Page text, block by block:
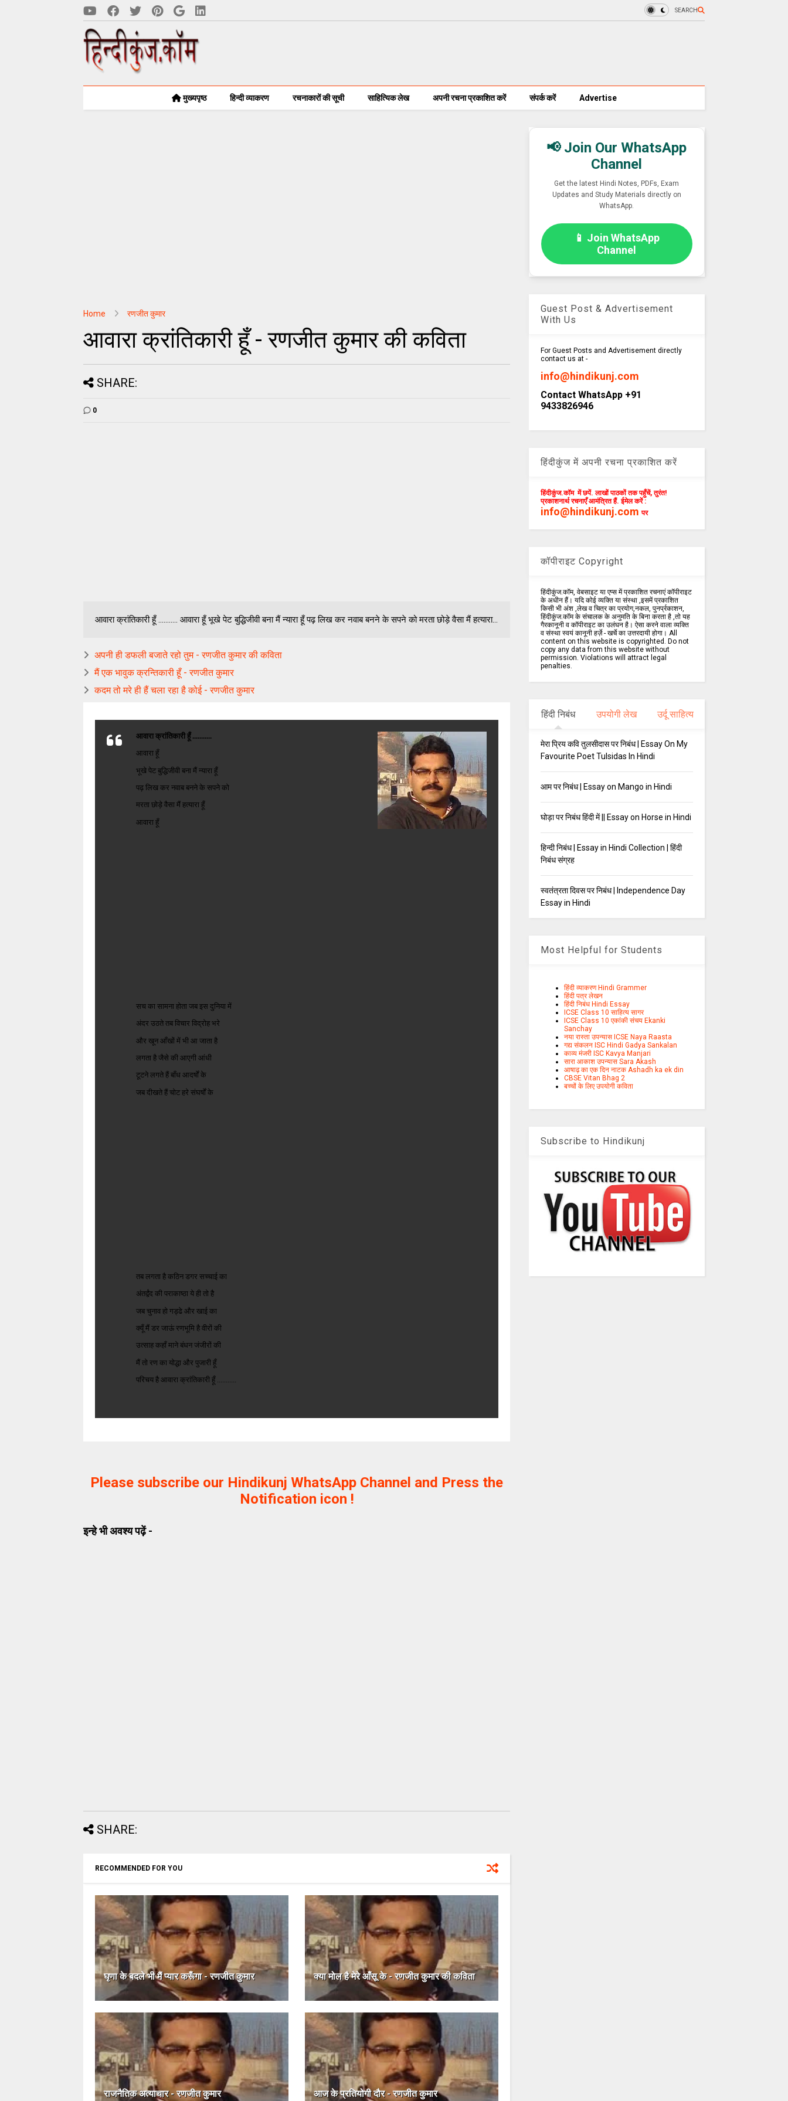
SEARCH
मुख्यपृष्ठ हिन्दी व्याकरण रचनाकारों की सूची साहित्यिक लेख अपनी रचना प्रकाशित करें संपर्क करें Advertise
Home रणजीत कुमार
आवारा क्रांतिकारी हूँ - रणजीत कुमार की कविता
SHARE:
0
आवारा क्रांतिकारी हूँ ........... आवारा हूँ भूखे पेट बुद्धिजीवी बना मैं न्यारा हूँ पढ़ लिख कर नवाब बनने के सपने को मरता छोड़े वैसा मैं हत्यारा...
अपनी ही डफली बजाते रहो तुम - रणजीत कुमार की कविता
मैं एक भावुक क्रन्तिकारी हूँ - रणजीत कुमार
कदम तो मरे ही हैं चला रहा है कोई - रणजीत कुमार
आवारा क्रांतिकारी हूँ ...........
आवारा हूँ
भूखे पेट बुद्धिजीवी बना मैं न्यारा हूँ
पढ़ लिख कर नवाब बनने के सपने को
मरता छोड़े वैसा मैं हत्यारा हूँ
आवारा हूँ
सच का सामना होता जब इस दुनिया में
अंदर उठते तब विचार विद्रोह भरे
और खून आँखों में भी आ जाता है
लगता है जैसे की आएगी आंधी
टूटने लगते हैं बाँध आदर्षों के
जब दीखते हैं चोट हरे संघर्षों के
तब लगता है कठिन डगर सच्चाई का
अंतर्द्वंद की पराकाष्ठा ये ही तो है
जब चुनाव हो गड्ढे और खाई का
क्यूँ मैं डर जाऊं रणभूमि है वीरों की
उत्साह कहाँ माने बंधन जंजीरों की
मैं तो रण का योद्धा और पुजारी हूँ
परिचय है आवारा क्रांतिकारी हूँ ...........
Please subscribe our Hindikunj WhatsApp Channel and Press the
Notification icon !
इन्हे भी अवश्य पढ़ें -
SHARE:
RECOMMENDED FOR YOU
घृणा के बदले भी मैं प्यार करूँगा - रणजीत कुमार क्या मोल है मेरे आँसू के - रणजीत कुमार की कविता
राजनैतिक अत्याचार - रणजीत कुमार आज के प्रतियोगी दौर - रणजीत कुमार
📢 Join Our WhatsApp
Channel
Get the latest Hindi Notes, PDFs, Exam
Updates and Study Materials directly on
WhatsApp.
📱 Join WhatsApp
Channel
Guest Post & Advertisement
With Us
For Guest Posts and Advertisement directly
contact us at -
info@hindikunj.com
Contact WhatsApp +91
9433826946
हिंदीकुंज में अपनी रचना प्रकाशित करें
हिंदीकुंज.कॉम में छपें. लाखों पाठकों तक पहुँचें, तुरंत!
प्रकाशनार्थ रचनाएँ आमंत्रित हैं. ईमेल करें :
info@hindikunj.com पर
कॉपीराइट Copyright
हिंदीकुंज.कॉम, वेबसाइट या एप्स में प्रकाशित रचनाएं कॉपीराइट
के अधीन हैं। यदि कोई व्यक्ति या संस्था ,इसमें प्रकाशित
किसी भी अंश ,लेख व चित्र का प्रयोग,नकल, पुनर्प्रकाशन,
हिंदीकुंज.कॉम के संचालक के अनुमति के बिना करता है ,तो यह
गैरकानूनी व कॉपीराइट का उलंघन है। ऐसा करने वाला व्यक्ति
व संस्था स्वयं कानूनी हर्ज़े - खर्चे का उत्तरदायी होगा। All
content on this website is copyrighted. Do not
copy any data from this website without
permission. Violations will attract legal
penalties.
हिंदी निबंध उपयोगी लेख उर्दू साहित्य
मेरा प्रिय कवि तुलसीदास पर निबंध | Essay On My
Favourite Poet Tulsidas In Hindi
आम पर निबंध | Essay on Mango in Hindi
घोड़ा पर निबंध हिंदी में || Essay on Horse in Hindi
हिन्दी निबंध | Essay in Hindi Collection | हिंदी
निबंध संग्रह
स्वतंत्रता दिवस पर निबंध | Independence Day
Essay in Hindi
Most Helpful for Students
हिंदी व्याकरण Hindi Grammer
हिंदी पत्र लेखन
हिंदी निबंध Hindi Essay
ICSE Class 10 साहित्य सागर
ICSE Class 10 एकांकी संचय Ekanki
Sanchay
नया रास्ता उपन्यास ICSE Naya Raasta
गद्य संकलन ISC Hindi Gadya Sankalan
काव्य मंजरी ISC Kavya Manjari
सारा आकाश उपन्यास Sara Akash
आषाढ़ का एक दिन नाटक Ashadh ka ek din
CBSE Vitan Bhag 2
बच्चों के लिए उपयोगी कविता
Subscribe to Hindikunj